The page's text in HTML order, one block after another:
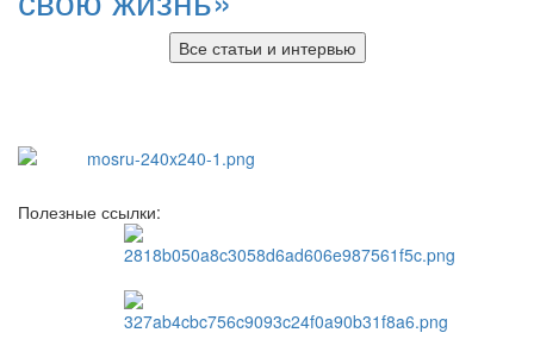
Все статьи и интервью
Полезные ссылки: